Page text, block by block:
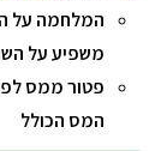
משפיע על
המס הכולל